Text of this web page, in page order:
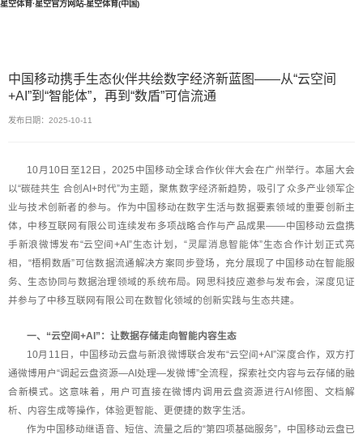
星空体育·星空官方网站-星空体育(中国)
中国移动携手生态伙伴共绘数字经济新蓝图——从“云空间
+AI”到“智能体”，再到“数盾”可信流通
发布日期：2025-10-11
10月10日至12日，2025中国移动全球合作伙伴大会在广州举行。本届大会
以“碳硅共生 合创AI+时代”为主题，聚焦数字经济新趋势，吸引了众多产业领军企
业与技术创新者的参与。作为中国移动在数字生活与数据要素领域的重要创新主
体，中移互联网有限公司连续发布多项战略合作与产品成果——中国移动云盘携
手新浪微博发布“云空间+AI”生态计划，“灵犀消息智能体”生态合作计划正式亮
相，“梧桐数盾”可信数据流通解决方案同步登场，充分展现了中国移动在智能服
务、生态协同与数据治理领域的系统布局。网思科技应邀参与发布会，深度见证
并参与了中移互联网有限公司在数智化领域的创新实践与生态共建。
一、“云空间+AI”：让数据存储走向智能内容生态
10月11日，中国移动云盘与新浪微博联合发布“云空间+AI”深度合作，双方打
通微博用户“调起云盘资源—AI处理—发微博”全流程，探索社交内容与云存储的融
合新模式。这意味着，用户可直接在微博内调用云盘资源进行AI修图、文档解
析、内容生成等操作，体验更智能、更便捷的数字生活。
作为中国移动继语音、短信、流量之后的“第四项基础服务”，中国移动云盘已